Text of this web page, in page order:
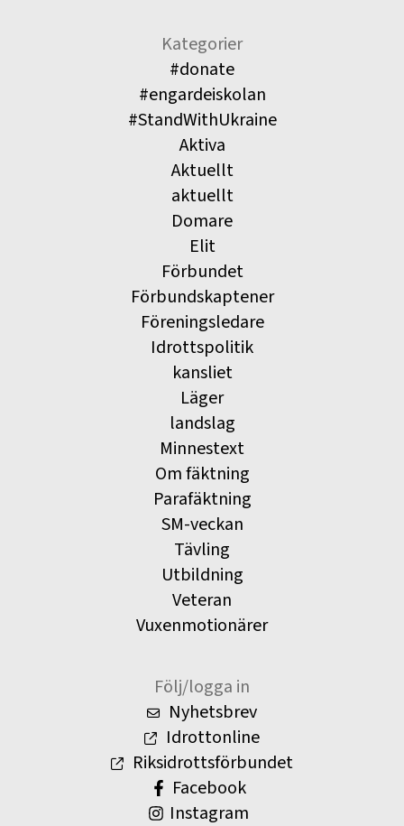
Kategorier
#donate
#engardeiskolan
#StandWithUkraine
Aktiva
Aktuellt
aktuellt
Domare
Elit
Förbundet
Förbundskaptener
Föreningsledare
Idrottspolitik
kansliet
Läger
landslag
Minnestext
Om fäktning
Parafäktning
SM-veckan
Tävling
Utbildning
Veteran
Vuxenmotionärer
Följ/logga in
Nyhetsbrev
Idrottonline
Riksidrottsförbundet
Facebook
Instagram